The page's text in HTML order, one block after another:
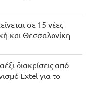
σε 15 νέες
και Θεσσαλονίκη
διακρίσεις από
Extel για το